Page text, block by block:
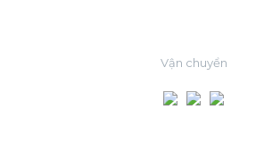
Vận chuyển